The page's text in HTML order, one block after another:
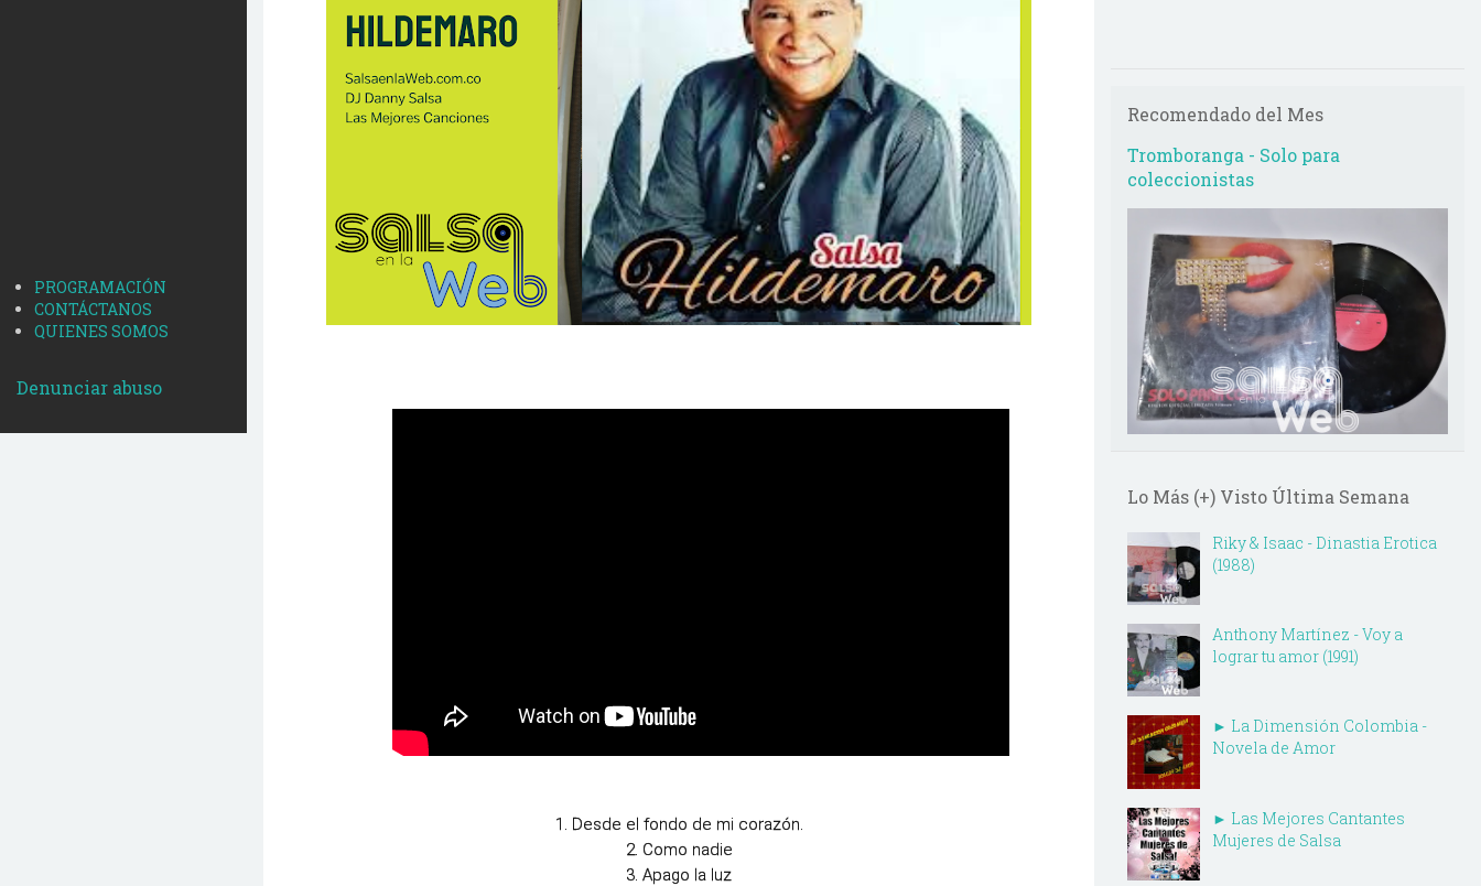
PROGRAMACIÓN
CONTÁCTANOS
QUIENES SOMOS
Denunciar abuso
1. Desde el fondo de mi corazón.
2. Como nadie
3. Apago la luz
Recomendado del Mes
Tromboranga - Solo para
coleccionistas
Lo Más (+) Visto Última Semana
Riky & Isaac - Dinastia Erotica
(1988)
Anthony Martínez - Voy a
lograr tu amor (1991)
► La Dimensión Colombia -
Novela de Amor
► Las Mejores Cantantes
Mujeres de Salsa